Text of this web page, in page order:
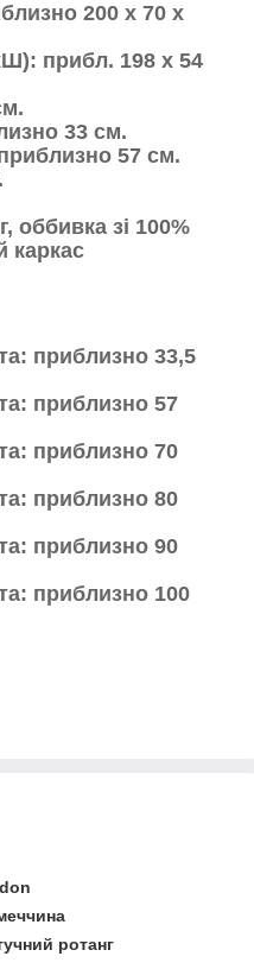
200 x 70 x
прибл. 198 x 54
33 см.
57 см.
оббивка зі 100%
каркас
приблизно 33,5
приблизно 57
приблизно 70
приблизно 80
приблизно 90
приблизно 100
ротанг